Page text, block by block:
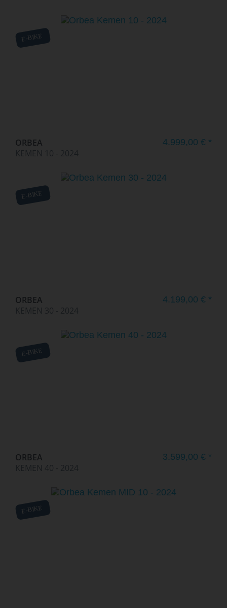
E-BIKE
ORBEA
KEMEN 10 - 2024
4.999,00 € *
E-BIKE
ORBEA
KEMEN 30 - 2024
4.199,00 € *
E-BIKE
ORBEA
KEMEN 40 - 2024
3.599,00 € *
E-BIKE